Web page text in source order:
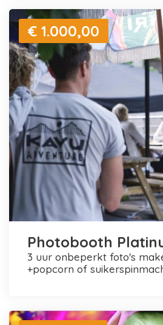
€ 1.000,00
Photobooth
3 uur onbeperkt foto's maken en printen
+popcorn of